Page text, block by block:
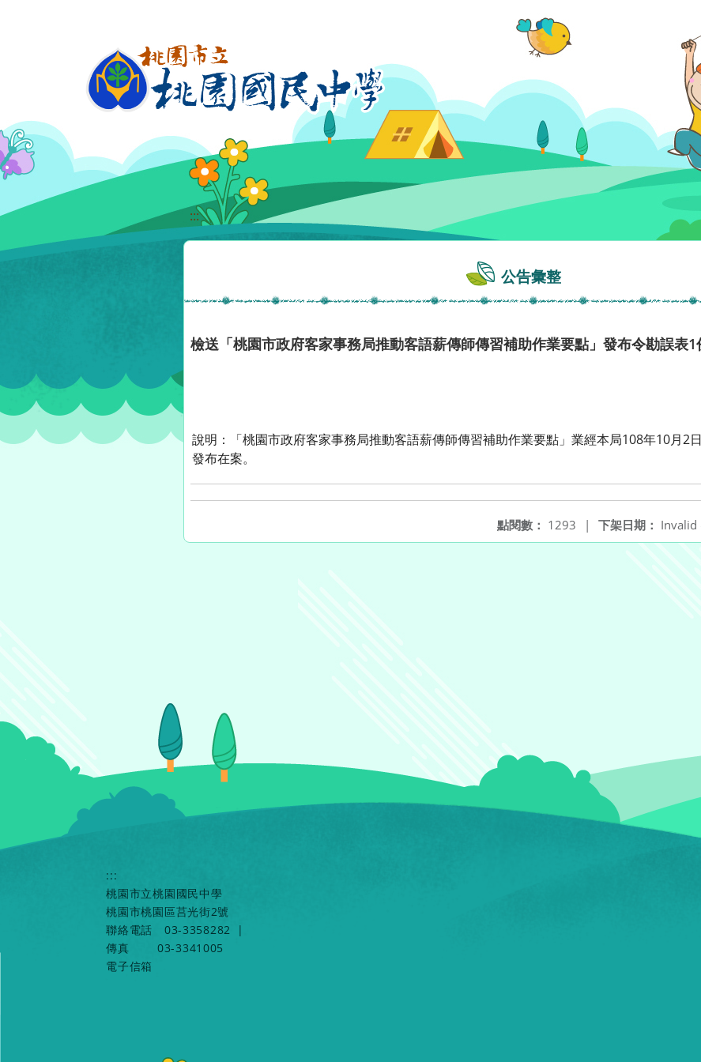
:::
公告彙整
檢送「桃園市政府客家事務局推動客語薪傳師傳習補助作業要點」發布令勘誤表1
說明：「桃園市政府客家事務局推動客語薪傳師傳習補助作業要點」業經本局108年10月2
發布在案。
下架日期： Invalid
點閱數： 1293 |
:::
桃園市立桃園國民中學
桃園市桃園區莒光街2號
聯絡電話
03-3358282
|
傳真
03-3341005
電子信箱